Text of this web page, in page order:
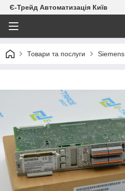
Є-Трейд Автоматизація Київ
Товари та послуги Siemens